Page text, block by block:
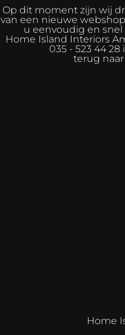
Op dit moment zijn wij
van een nieuwe
u eenvoudig en
Home Island Interiors
035 - 523 44
terug
Home